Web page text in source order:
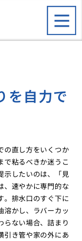
を自力で
の直し方をいくつか
で粘るべきか迷うこ
示したいのは、「見
、速やかに専門的な
。排水口のすぐ下に
溶かし、ラバーカッ
らない場合、詰まり
引き管や家の外にあ